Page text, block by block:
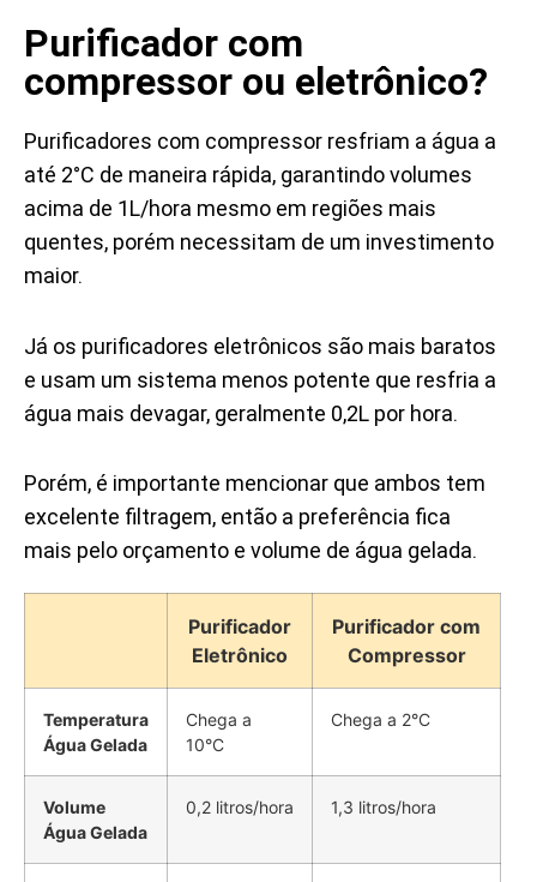
Purificador com
compressor ou eletrônico?
Purificadores com compressor resfriam a água a
até 2°C de maneira rápida, garantindo volumes
acima de 1L/hora mesmo em regiões mais
quentes, porém necessitam de um investimento
maior.
Já os purificadores eletrônicos são mais baratos
e usam um sistema menos potente que resfria a
água mais devagar, geralmente 0,2L por hora.
Porém, é importante mencionar que ambos tem
excelente filtragem, então a preferência fica
mais pelo orçamento e volume de água gelada.
Purificador
Eletrônico
Purificador com
Compressor
Temperatura
Água Gelada
Chega a
10°C
Chega a 2°C
Volume
Água Gelada
0,2 litros/hora 1,3 litros/hora